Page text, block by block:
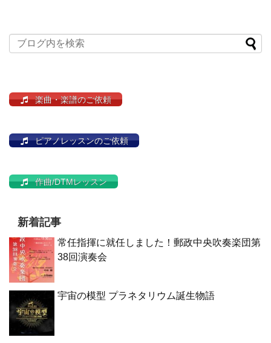
楽曲・楽譜のご依頼
ピアノレッスンのご依頼
作曲/DTMレッスン
新着記事
常任指揮に就任しました！郵政中央吹奏楽団第
38回演奏会
宇宙の模型 プラネタリウム誕生物語